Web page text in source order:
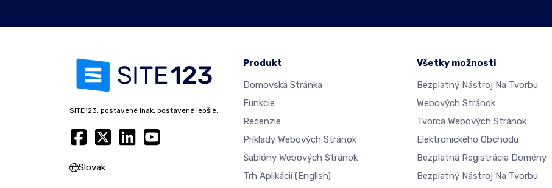
SITE123: postavené inak, postavené lepšie.
Slovak
Produkt
Domovská Stránka
Funkcie
Recenzie
Príklady Webových Stránok
Šablóny Webových Stránok
Trh Aplikácií(English)
Všetky možnosti
Bezplatný Nástroj Na Tvorbu
Webových Stránok
Tvorca Webových Stránok
Elektronického Obchodu
Bezplatná Registrácia Domény
Bezplatný Nástroj Na Tvorbu